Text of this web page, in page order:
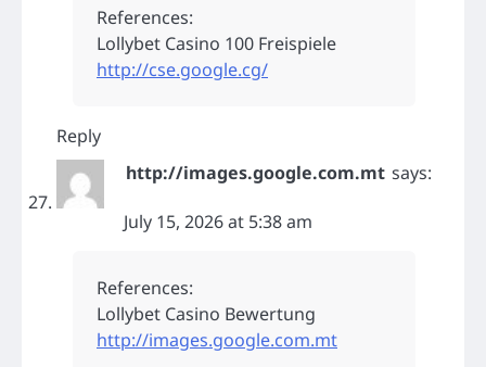
References:
Lollybet Casino 100 Freispiele
http://cse.google.cg/
Reply
http://images.google.com.mt says:
July 15, 2026 at 5:38 am
References:
Lollybet Casino Bewertung
http://images.google.com.mt